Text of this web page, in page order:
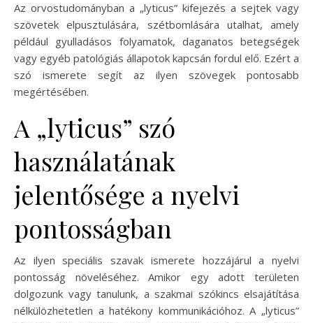
Az orvostudományban a „lyticus” kifejezés a sejtek vagy
szövetek elpusztulására, szétbomlására utalhat, amely
például gyulladásos folyamatok, daganatos betegségek
vagy egyéb patológiás állapotok kapcsán fordul elő. Ezért a
szó ismerete segít az ilyen szövegek pontosabb
megértésében.
A „lyticus” szó
használatának
jelentősége a nyelvi
pontosságban
Az ilyen speciális szavak ismerete hozzájárul a nyelvi
pontosság növeléséhez. Amikor egy adott területen
dolgozunk vagy tanulunk, a szakmai szókincs elsajátítása
nélkülözhetetlen a hatékony kommunikációhoz. A „lyticus”